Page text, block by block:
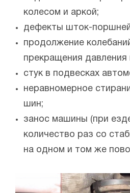
колесом и аркой;
дефекты шток-
продолжение
прекращения давления
стук в подвесках
неравномерное
шин;
занос машины (при
количество раз со
на одном и том же